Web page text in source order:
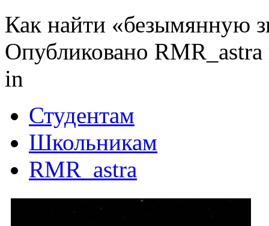
Как найти «безымянную
Опубликовано
in
Студентам
Школьникам
RMR_astra